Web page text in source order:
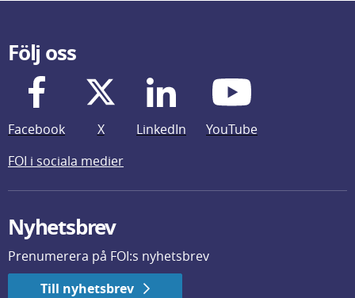
Följ oss
Facebook X LinkedIn
YouTube
FOI i sociala medier
Nyhetsbrev
Prenumerera på FOI:s nyhetsbrev
Till nyhetsbrev